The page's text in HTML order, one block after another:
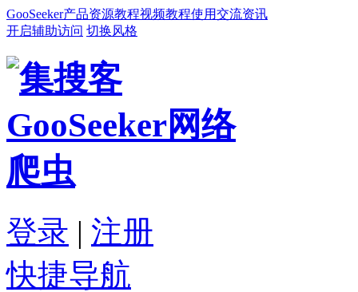
GooSeeker产品资源教程视频教程使用交流资讯
开启辅助访问 切换风格
登录 | 注册
快捷导航